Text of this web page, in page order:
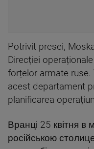
Potrivit presei,
Direcției
forțelor armate ruse.
acest departament
planificarea
Вранці 25 квітня
російською